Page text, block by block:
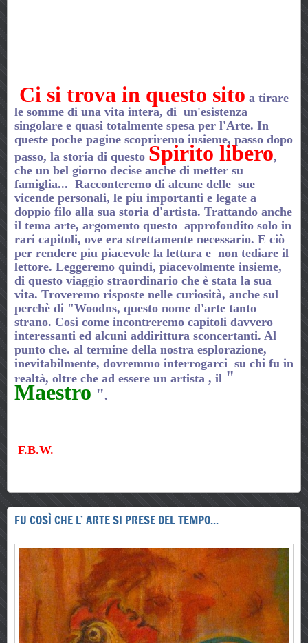
Ci si trova in questo sito a tirare
le somme di una vita intera, di un'esistenza
singolare e quasi totalmente spesa per l'Arte. In
queste poche pagine scopriremo insieme, passo dopo
passo, la storia di questo Spirito libero,
che un bel giorno decise anche di metter su
famiglia... Racconteremo di alcune delle sue
vicende personali, le piu importanti e legate a
doppio filo alla sua storia d'artista. Trattando anche
il tema arte, argomento questo approfondito solo in
rari capitoli, ove era strettamente necessario. E ciò
per rendere piu piacevole la lettura e non tediare il
lettore. Leggeremo quindi, piacevolmente insieme,
di questo viaggio straordinario che è stata la sua
vita. Troveremo risposte nelle curiosità, anche sul
perchè di "Woodns, questo nome d'arte tanto
strano. Cosi come incontreremo capitoli davvero
interessanti ed alcuni addirittura sconcertanti. Al
punto che. al termine della nostra esplorazione,
inevitabilmente, dovremmo interrogarci su chi fu in
realtà, oltre che ad essere un artista , il "
Maestro ".
F.B.W.
FU COSÌ CHE L’ ARTE SI PRESE DEL TEMPO...